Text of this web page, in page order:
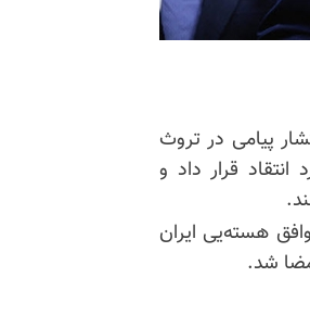
۱۸ به وقت ایران با انتشار پیامی در تروث
قرار داد و
هسته‌یی ایران
شد.